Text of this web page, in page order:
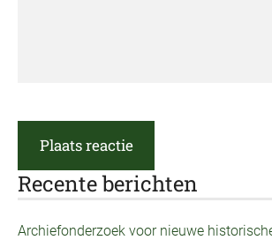
Recente berichten
Archiefonderzoek voor nieuwe